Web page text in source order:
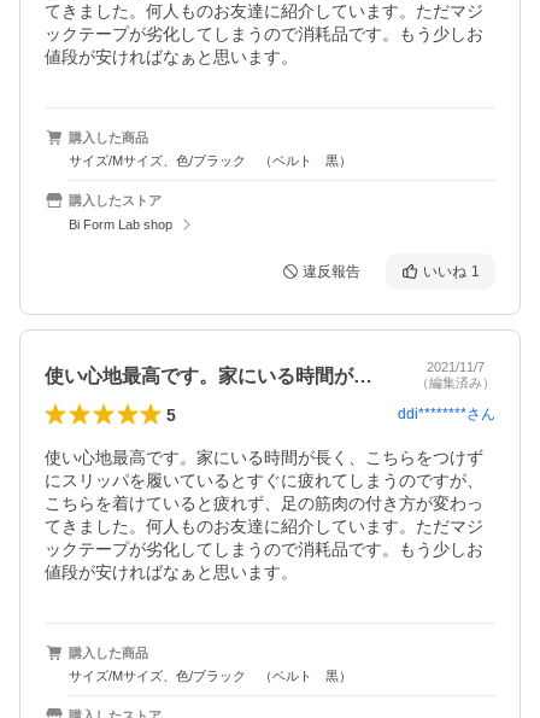
てきました。何人ものお友達に紹介しています。ただマジ
ックテープが劣化してしまうので消耗品です。もう少しお
値段が安ければなぁと思います。
購入した商品
サイズ/Mサイズ、色/ブラック （ベルト 黒）
購入したストア
Bi Form Lab shop
違反報告 いいね 1
使い心地最高です。家にいる時間が長く、…
2021/11/7
（編集済み）
5 ddi********さん
使い心地最高です。家にいる時間が長く、こちらをつけず
にスリッパを履いているとすぐに疲れてしまうのですが、
こちらを着けていると疲れず、足の筋肉の付き方が変わっ
てきました。何人ものお友達に紹介しています。ただマジ
ックテープが劣化してしまうので消耗品です。もう少しお
値段が安ければなぁと思います。
購入した商品
サイズ/Mサイズ、色/ブラック （ベルト 黒）
購入したストア